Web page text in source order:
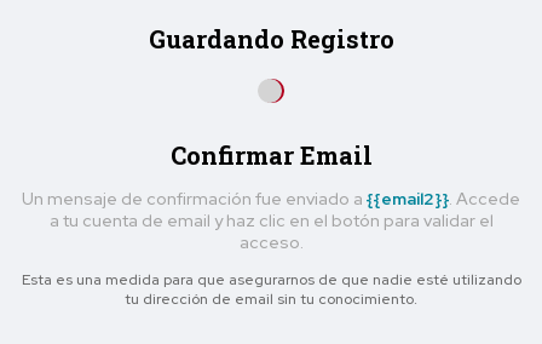
Guardando Registro
Confirmar Email
Un mensaje de confirmación fue enviado a {{email2}} . Accede
a tu cuenta de email y haz clic en el botón para validar el
acceso.
Esta es una medida para que asegurarnos de que nadie esté utilizando
tu dirección de email sin tu conocimiento.